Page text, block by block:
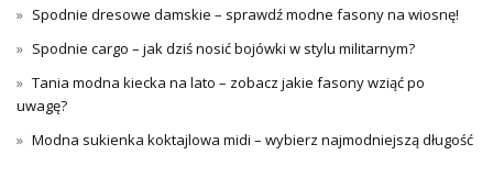
Spodnie dresowe damskie – sprawdź modne fasony na wiosnę!
Spodnie cargo – jak dziś nosić bojówki w stylu militarnym?
Tania modna kiecka na lato – zobacz jakie fasony wziąć po
uwagę?
Modna sukienka koktajlowa midi – wybierz najmodniejszą długość